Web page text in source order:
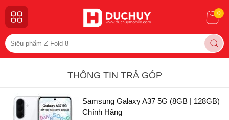
0
THÔNG TIN TRẢ GÓP
Samsung Galaxy A37 5G (8GB | 128GB)
Chính Hãng